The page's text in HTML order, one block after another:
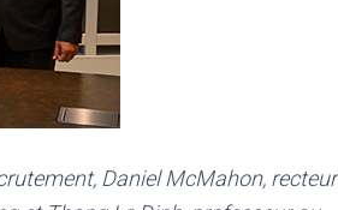
Daniel McMahon, recteur